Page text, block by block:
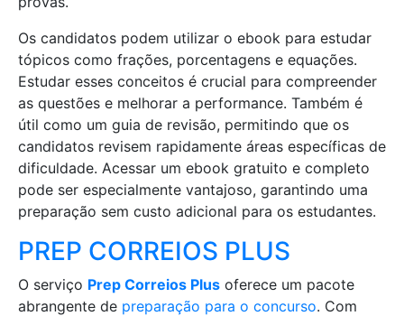
Os candidatos podem utilizar o ebook para estudar
tópicos como frações, porcentagens e equações.
Estudar esses conceitos é crucial para compreender
as questões e melhorar a performance. Também é
útil como um guia de revisão, permitindo que os
candidatos revisem rapidamente áreas específicas de
dificuldade. Acessar um ebook gratuito e completo
pode ser especialmente vantajoso, garantindo uma
preparação sem custo adicional para os estudantes.
PREP CORREIOS PLUS
O serviço Prep Correios Plus oferece um pacote
abrangente de preparação para o concurso. Com